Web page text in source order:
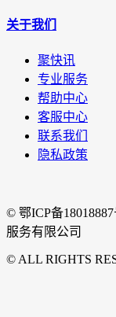
关于我们
聚快讯
专业服务
帮助中心
客服中心
联系我们
隐私政策
© 鄂ICP备
服务有限公司
© ALL RIGHTS